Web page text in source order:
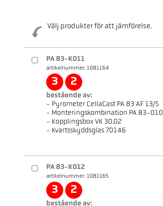
Välj produkter för att jämförelse.
PA 83-K011
artikelnummer: 1081164
3 2
bestående av:
- Pyrometer CellaCast PA 83 AF 13/S
- Monteringskombination PA 83-010
- Kopplingsbox VK 30.02
- Kvartsskyddsglas 70146
PA 83-K012
artikelnummer: 1081165
3 2
bestående av: